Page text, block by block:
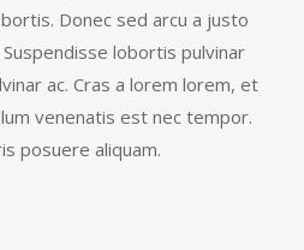
Donec sed arcu a justo
lobortis pulvinar
ac. Cras a lorem lorem, et
venenatis est nec tempor.
posuere aliquam.